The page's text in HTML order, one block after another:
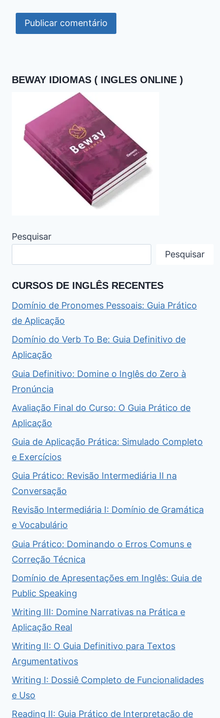
BEWAY IDIOMAS ( INGLES ONLINE )
Pesquisar
Pesquisar
CURSOS DE INGLÊS RECENTES
Domínio de Pronomes Pessoais: Guia Prático
de Aplicação
Domínio do Verb To Be: Guia Definitivo de
Aplicação
Guia Definitivo: Domine o Inglês do Zero à
Pronúncia
Avaliação Final do Curso: O Guia Prático de
Aplicação
Guia de Aplicação Prática: Simulado Completo
e Exercícios
Guia Prático: Revisão Intermediária II na
Conversação
Revisão Intermediária I: Domínio de Gramática
e Vocabulário
Guia Prático: Dominando o Erros Comuns e
Correção Técnica
Domínio de Apresentações em Inglês: Guia de
Public Speaking
Writing III: Domine Narrativas na Prática e
Aplicação Real
Writing II: O Guia Definitivo para Textos
Argumentativos
Writing I: Dossiê Completo de Funcionalidades
e Uso
Reading II: Guia Prático de Interpretação de